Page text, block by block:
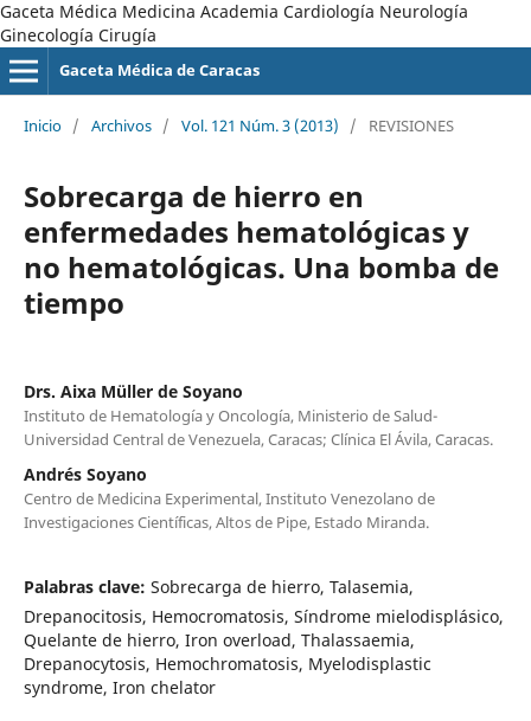
Gaceta Médica Medicina Academia Cardiología Neurología
Ginecología Cirugía
Gaceta Médica de Caracas
Inicio / Archivos / Vol. 121 Núm. 3 (2013) / REVISIONES
Sobrecarga de hierro en
enfermedades hematológicas y
no hematológicas. Una bomba de
tiempo
Drs. Aixa Müller de Soyano
Instituto de Hematología y Oncología, Ministerio de Salud-
Universidad Central de Venezuela, Caracas; Clínica El Ávila, Caracas.
Andrés Soyano
Centro de Medicina Experimental, Instituto Venezolano de
Investigaciones Científicas, Altos de Pipe, Estado Miranda.
Palabras clave: Sobrecarga de hierro, Talasemia,
Drepanocitosis, Hemocromatosis, Síndrome mielodisplásico,
Quelante de hierro, Iron overload, Thalassaemia,
Drepanocytosis, Hemochromatosis, Myelodisplastic
syndrome, Iron chelator